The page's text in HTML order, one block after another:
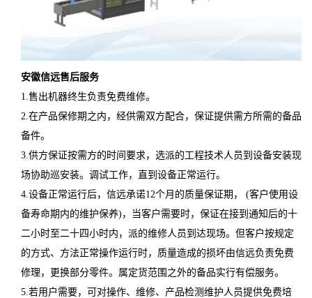
安徽信远售后服务
1.售出机器终生负责免费维修。
2.在产品保修期之内，经供需双方配合，保证提供需方所需的备品
备件。
3.供方保证按需方的时间要求，选派的工程技术人员到设备安装现
场协助巡安装。调试工作，直到设备正常运行。
4.设备正常运行后，信远承诺12个月的质量保证期， (客户使用设
备寿命期内的维护保养)，当客户需要时，保证在接到通知后的十
二小时至二十四小时内，派的维修人员到达现场。但客户按规定
的方式、方法正常操作运行时，质量造成的损坏由信远负责免费
修理，更换部分零件。属定货范围之外的备品实行有偿服务。
5.若用户需要，可对操作、维修、产品检测维护人员提供免费培